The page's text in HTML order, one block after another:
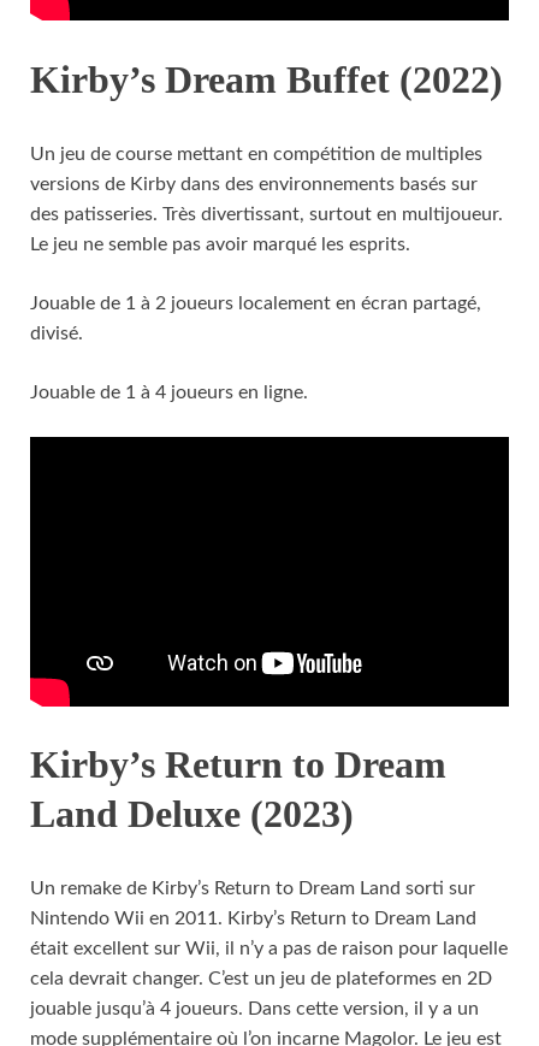
Kirby’s Dream Buffet (2022)
Un jeu de course mettant en compétition de multiples
versions de Kirby dans des environnements basés sur
des patisseries. Très divertissant, surtout en multijoueur.
Le jeu ne semble pas avoir marqué les esprits.
Jouable de 1 à 2 joueurs localement en écran partagé,
divisé.
Jouable de 1 à 4 joueurs en ligne.
Kirby’s Return to Dream
Land Deluxe (2023)
Un remake de Kirby’s Return to Dream Land sorti sur
Nintendo Wii en 2011. Kirby’s Return to Dream Land
était excellent sur Wii, il n’y a pas de raison pour laquelle
cela devrait changer. C’est un jeu de plateformes en 2D
jouable jusqu’à 4 joueurs. Dans cette version, il y a un
mode supplémentaire où l’on incarne Magolor. Le jeu est